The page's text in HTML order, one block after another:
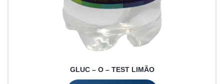
GLUC – O – TEST LIMÃO